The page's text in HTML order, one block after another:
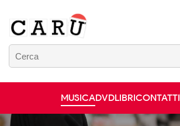
MUSICADVDLIBRICONTATTI